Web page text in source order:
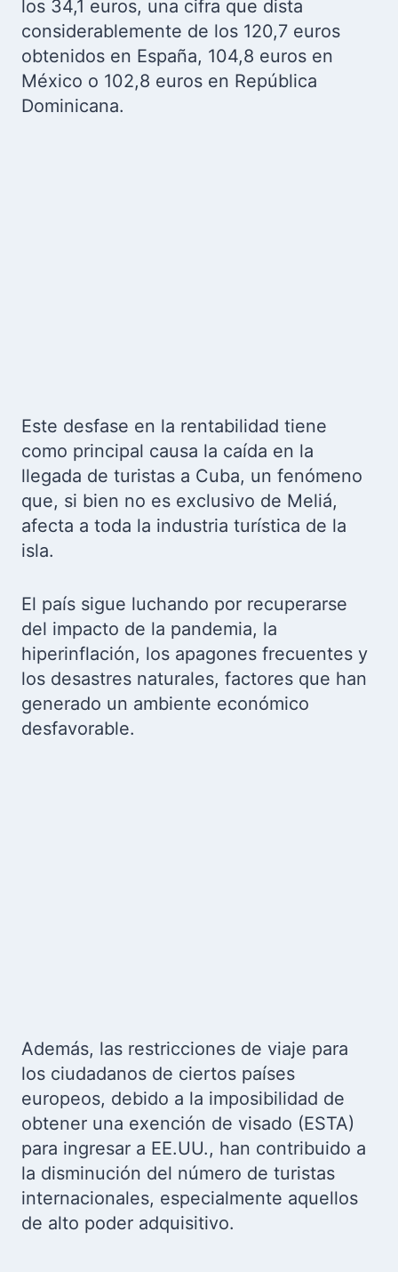
los 34,1 euros, una cifra que dista
considerablemente de los 120,7 euros
obtenidos en España, 104,8 euros en
México o 102,8 euros en República
Dominicana.
Este desfase en la rentabilidad tiene
como principal causa la caída en la
llegada de turistas a Cuba, un fenómeno
que, si bien no es exclusivo de Meliá,
afecta a toda la industria turística de la
isla.
El país sigue luchando por recuperarse
del impacto de la pandemia, la
hiperinflación, los apagones frecuentes y
los desastres naturales, factores que han
generado un ambiente económico
desfavorable.
Además, las restricciones de viaje para
los ciudadanos de ciertos países
europeos, debido a la imposibilidad de
obtener una exención de visado (ESTA)
para ingresar a EE.UU., han contribuido a
la disminución del número de turistas
internacionales, especialmente aquellos
de alto poder adquisitivo.